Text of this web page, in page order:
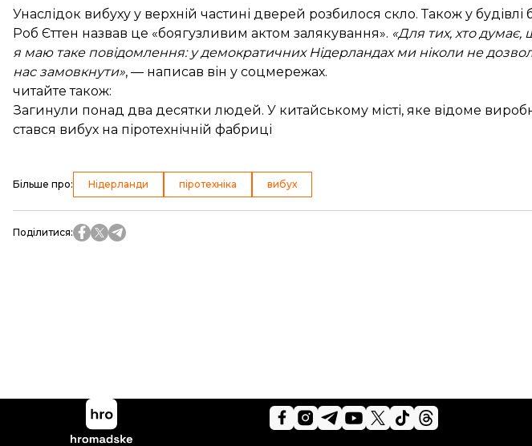
Унаслідок вибуху у верхній частині дверей розбилося скло. Також у
Роб Єттен назвав це «боягузливим актом залякування». «Для тих, хто
я маю таке повідомлення: у демократичних Нідерландах ми ніколи не
нас замовкнути», — написав він у соцмережах.
читайте також:
Загинули понад два десятки людей. У китайському місті, яке відоме
стався вибух на піротехнічній фабриці
Більше про: Нідерланди піротехніка вибух
Поділитися: